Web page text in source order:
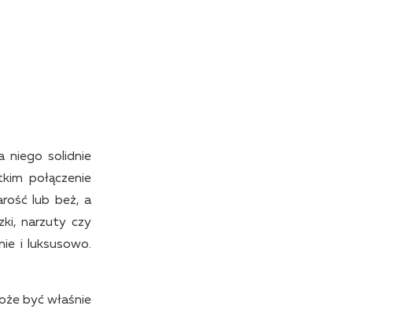
niego solidnie
połączenie
lub beż, a
narzuty czy
i luksusowo.
być właśnie